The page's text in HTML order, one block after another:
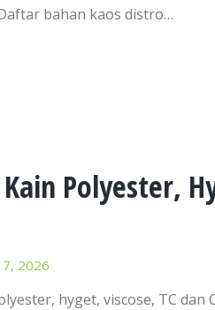
bahan kaos distro…
Polyester,
2026
hyget, viscose, TC dan